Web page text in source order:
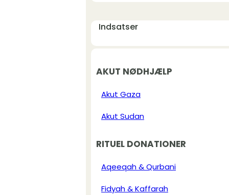
Indsatser
AKUT NØDHJÆLP
Akut Gaza
Akut Sudan
RITUEL DONATIONER
Aqeeqah & Qurbani
Fidyah & Kaffarah